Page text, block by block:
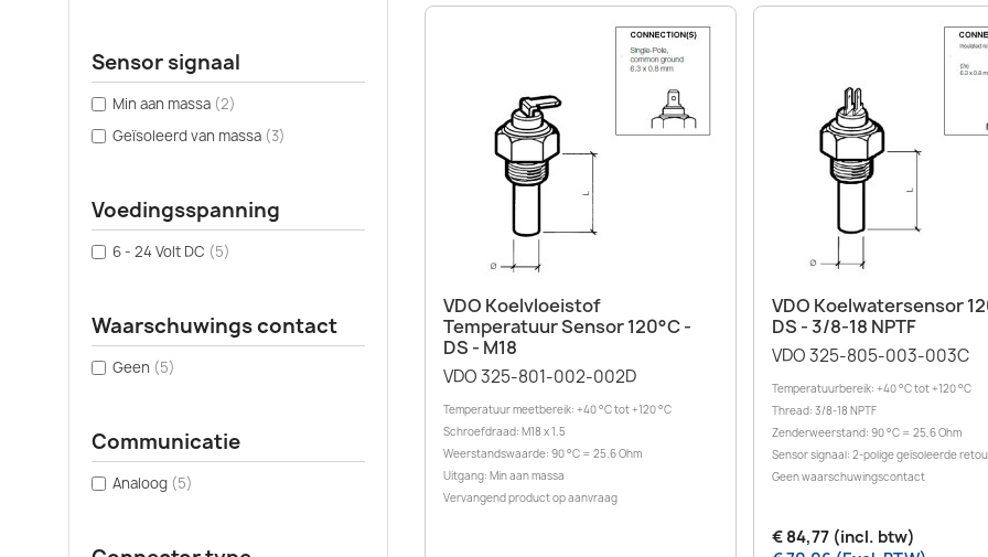
Sensor signaal
Min aan massa (2)
Geïsoleerd van massa (3)
Voedingsspanning
6 - 24 Volt DC (5)
Waarschuwings contact
Geen (5)
Communicatie
Analoog (5)
Snel bekijken
VDO Koelvloeistof
Temperatuur Sensor 120°C -
DS - M18
VDO 325-801-002-002D
Temperatuur meetbereik: +40 °C tot +120 °C
Schroefdraad: M18 x 1.5
Weerstandswaarde: 90 °C = 25.6 Ohm
Uitgang: Min aan massa
Vervangend product op aanvraag
Snel bekijken
VDO Koelwatersensor
DS - 3/8-18 NPTF
VDO 325-805-003-003C
Temperatuurbereik: +40 °C tot +120 °C
Thread: 3/8-18 NPTF
Zenderweerstand: 90 °C = 25,6 Ohm
Sensor signaal: 2-polige geïsoleerde
Geen waarschuwingscontact
€ 84,77 (incl. btw)